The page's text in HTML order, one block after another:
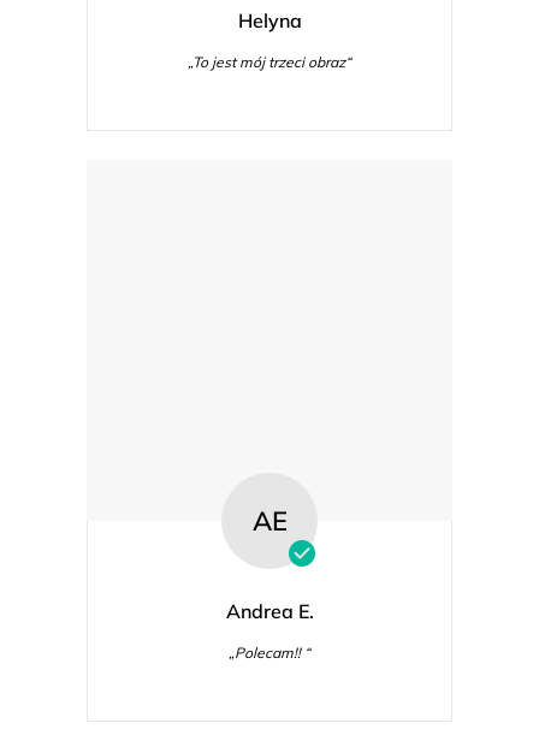
Helyna
„To jest mój trzeci obraz“
AE
Andrea E.
„Polecam!! “